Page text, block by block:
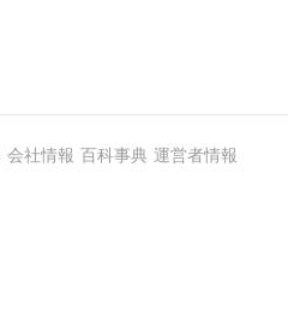
会社情報 百科事典 運営者情報